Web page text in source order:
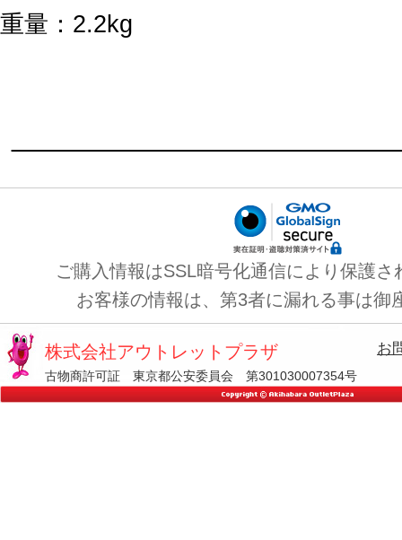
重量：2.2kg
ご購入情報はSSL暗号化通信により保護さ
お客様の情報は、第3者に漏れる事は御
株式会社アウトレットプラザ
古物商許可証 東京都公安委員会 第301030007354号
お